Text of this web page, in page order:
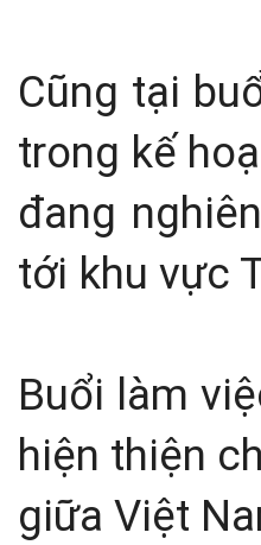
Cũng tại
trong kế
đang
tới khu vực
Buổi làm
hiện thiện
giữa Việt